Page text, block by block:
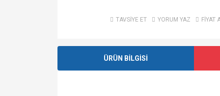
TAVSİYE ET YORUM YAZ FİYAT
ÜRÜN BİLGİSİ